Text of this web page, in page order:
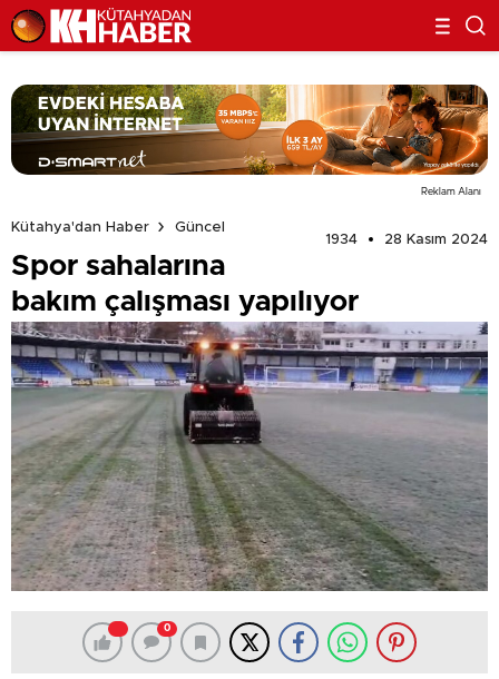
Reklam Alanı
Kütahya'dan Haber
Güncel
1934
28 Kasım 2024
Spor sahalarına
bakım çalışması yapılıyor
0